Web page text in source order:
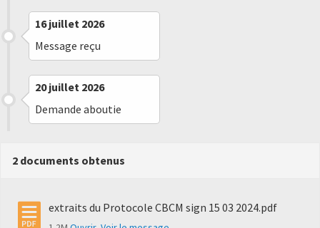
16 juillet 2026
Message reçu
20 juillet 2026
Demande aboutie
2 documents obtenus
extraits du Protocole CBCM sign 15 03 2024.pdf